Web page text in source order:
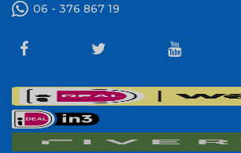
06 - 376 867 19